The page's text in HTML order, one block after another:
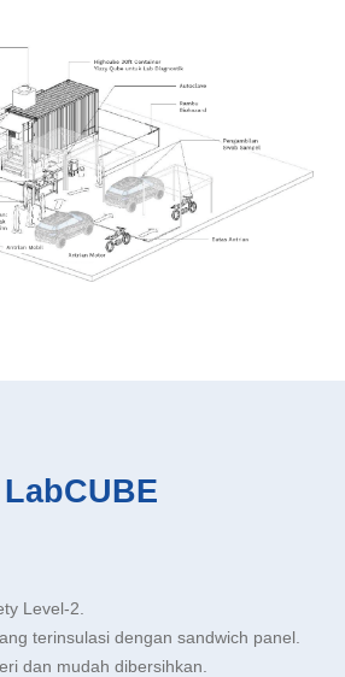
Level-2.
terinsulasi dengan sandwich panel.
dan mudah dibersihkan.